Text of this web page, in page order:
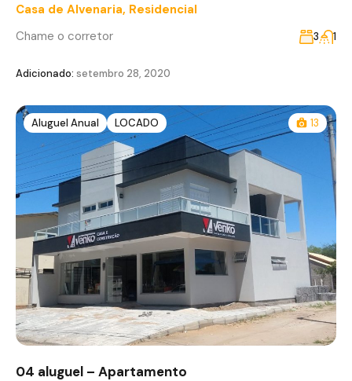
Casa de Alvenaria, Residencial
Chame o corretor
3 1
Adicionado: setembro 28, 2020
Aluguel Anual LOCADO 13
04 aluguel – Apartamento